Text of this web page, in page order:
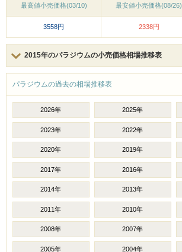
最高値小売価格(03/10) 最安値小売価格(08/26)
3558円 2338円
2015年のパラジウムの小売価格相場推移表
パラジウムの過去の相場推移表
2026年 2025年
2023年 2022年
2020年 2019年
2017年 2016年
2014年 2013年
2011年 2010年
2008年 2007年
2005年 2004年